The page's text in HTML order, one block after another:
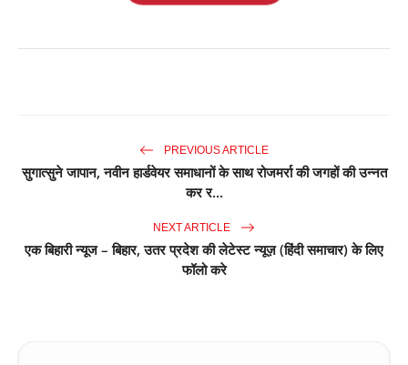
PREVIOUS ARTICLE
सुगात्सुने जापान, नवीन हार्डवेयर समाधानों के साथ रोजमर्रा की जगहों की उन्नत
कर र...
NEXT ARTICLE
एक बिहारी न्यूज – बिहार, उतर प्रदेश की लेटेस्ट न्यूज़ (हिंदी समाचार) के लिए
फॉलो करे